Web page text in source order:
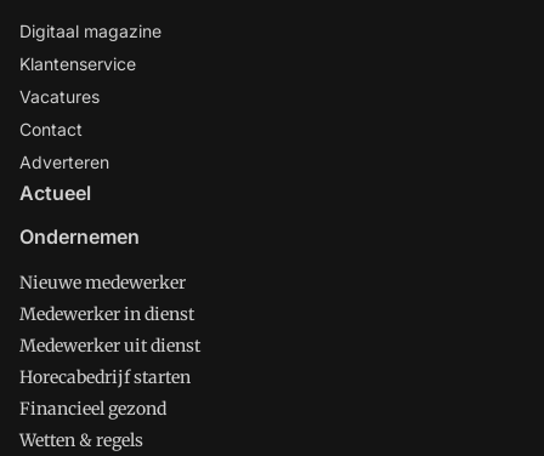
Digitaal magazine
Klantenservice
Vacatures
Contact
Adverteren
Actueel
Ondernemen
Nieuwe medewerker
Medewerker in dienst
Medewerker uit dienst
Horecabedrijf starten
Financieel gezond
Wetten & regels